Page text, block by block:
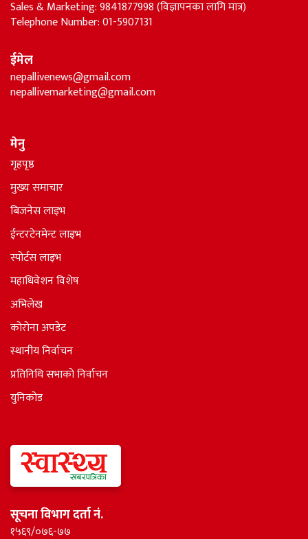
Sales & Marketing: 9841877998 (विज्ञापनका लागि मात्र)
Telephone Number: 01-5907131
ईमेल
nepallivenews@gmail.com
nepallivemarketing@gmail.com
मेनु
गृहपृष्ठ
मुख्य समाचार
बिजनेस लाइभ
ईन्टरटेनमेन्ट लाइभ
स्पोर्टस लाइभ
महाधिवेशन विशेष
अभिलेख
कोरोना अपडेट
स्थानीय निर्वाचन
प्रतिनिधि सभाकाे निर्वाचन
युनिकोड
सूचना विभाग दर्ता नं.
१५६९/०७६-७७